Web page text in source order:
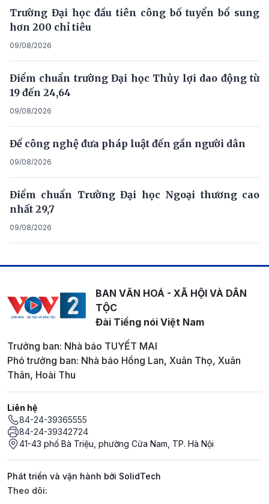
Trường Đại học đầu tiên công bố tuyển bổ sung
hơn 200 chỉ tiêu
09/08/2026
Điểm chuẩn trường Đại học Thủy lợi dao động từ
19 đến 24,64
09/08/2026
Để công nghệ đưa pháp luật đến gần người dân
09/08/2026
Điểm chuẩn Trường Đại học Ngoại thương cao
nhất 29,7
09/08/2026
BAN VĂN HOÁ - XÃ HỘI VÀ DÂN
TỘC
Đài Tiếng nói Việt Nam
Trưởng ban: Nhà báo TUYẾT MAI
Phó trưởng ban: Nhà báo Hồng Lan, Xuân Thọ, Xuân
Thân, Hoài Thu
Liên hệ
84-24-39365555
84-24-39342724
41-43 phố Bà Triệu, phường Cửa Nam, TP. Hà Nội
Phát triển và vận hành bởi SolidTech
Mạng xã hội
Theo dõi: